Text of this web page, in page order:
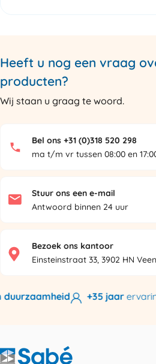
Heeft u nog een vraag
producten?
Wij staan u graag te woord.
Bel ons +31 (0)318 520 298
ma t/m vr tussen 08:00 en
Stuur ons een e-mail
Antwoord binnen 24 uur
Bezoek ons kantoor
Einsteinstraat 33, 3902 HN
+35 jaarervaring